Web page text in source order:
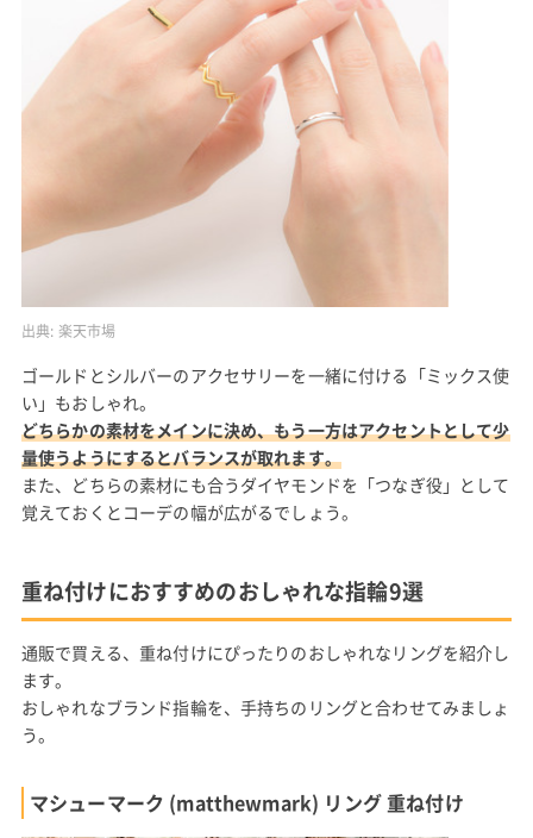
出典: 楽天市場
ゴールドとシルバーのアクセサリーを一緒に付ける「ミックス使
い」もおしゃれ。
どちらかの素材をメインに決め、もう一方はアクセントとして少
量使うようにするとバランスが取れます。
また、どちらの素材にも合うダイヤモンドを「つなぎ役」として
覚えておくとコーデの幅が広がるでしょう。
重ね付けにおすすめのおしゃれな指輪9選
通販で買える、重ね付けにぴったりのおしゃれなリングを紹介し
ます。
おしゃれなブランド指輪を、手持ちのリングと合わせてみましょ
う。
マシューマーク (matthewmark) リング 重ね付け